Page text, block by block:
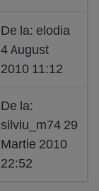
De la: elodia
4 August
2010 11:12
De la:
silviu_m74 29
Martie 2010
22:52